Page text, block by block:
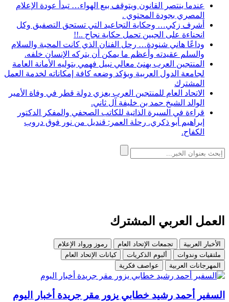
عندما ينتصر القانون ويتوقف بيع الهواء… تبدأ عودة الإعلام
المصري بجودة المحتوي .
أشرف زكي… وحكاية التجاعيد التي تستحق التصفيق وكل
انحناءة على الجبين تحمل حكاية نجاح ..!!
وداعًا هاني شنودة… رحل الفنان الذي كانت المحبة والسلام
والسلم عقيدته وأعظم ما يمكن أن يتركه الإنسان خلفه.
المنتجين العرب يهنئ معالي نبيل فهمي بتوليه الأمانة العامة
لجامعة الدول العربية ويؤكد وضعه كافة إمكاناته لخدمة العمل
المشترك
الاتحاد العام للمنتجين العرب يعزي دولة قطر في وفاة الأمير
الوالد الشيخ حمد بن خليفة آل ثاني.
قراءة في السيرة الذاتية للكاتب الصحفي والمفكر الدكتور
إبراهيم أبو ذكري. رحلة العمر: قنديل من نور فوق دروب
الكفاح.
العمل العربي المشترك
الأخبار العربية تجمعات الإتحاد العام
رموز ورواد الإعلام
ملتقيات وندوات
ألبوم الذكريات
كيانات الإتحاد العام
المهرجانات العربية
عواصف فكرية
السفير أحمد رشيد خطابي يزور مقر جريدة أخبار اليوم